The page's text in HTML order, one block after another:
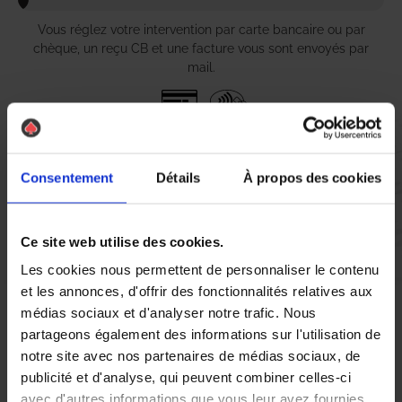
Consentement Détails À propos des cookies
Ce site web utilise des cookies.
Les cookies nous permettent de personnaliser le contenu
et les annonces, d'offrir des fonctionnalités relatives aux
médias sociaux et d'analyser notre trafic. Nous
partageons également des informations sur l'utilisation de
notre site avec nos partenaires de médias sociaux, de
publicité et d'analyse, qui peuvent combiner celles-ci
avec d'autres informations que vous leur avez fournies
Vous réglez votre intervention par carte bancaire ou par
chèque, un reçu CB et une facture vous sont envoyés par
mail.
Vous évaluez la prestation
Vous recevez une demande d’évaluation de votre expérience
avec l’équipe AS DE PIC.
Nous avons pensé à tout
À Salbris, la lutte contre les nuisibles est essentielle pour